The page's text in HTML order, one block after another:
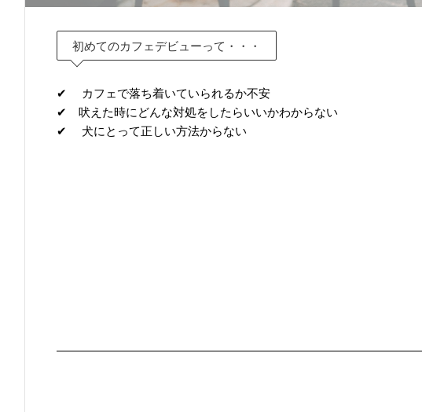
初めてのカフェデビューって・・・
✔︎ カフェで落ち着いていられるか不安
✔︎ 吠えた時にどんな対処をしたらいいかわからない
✔︎ 犬にとって正しい方法からない